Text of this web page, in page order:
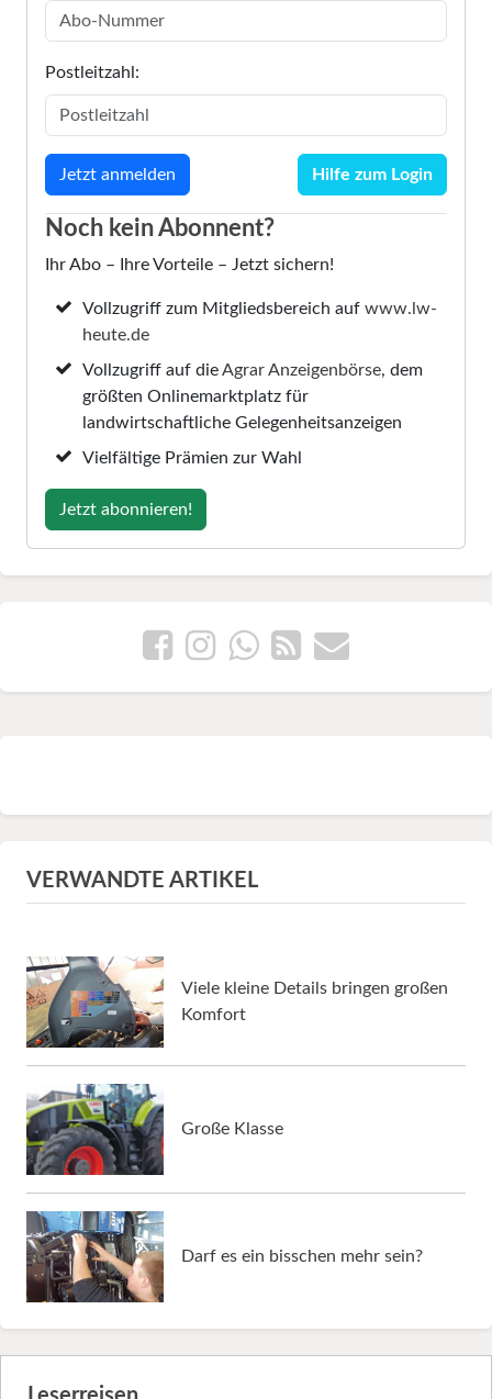
Postleitzahl:
Hilfe zum Login
Noch kein Abonnent?
Ihr Abo – Ihre Vorteile – Jetzt sichern!
Vollzugriff zum Mitgliedsbereich aufwww.lw-
heute.de
Vollzugriff auf dieAgrar Anzeigenbörse, dem
größten Onlinemarktplatz für
landwirtschaftliche Gelegenheitsanzeigen
Vielfältige Prämien zur Wahl
Jetzt abonnieren!
VERWANDTE ARTIKEL
Viele kleine Details bringen großen
Komfort
Große Klasse
Darf es ein bisschen mehr sein?